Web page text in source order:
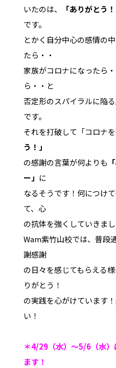
いたのは、
「ありがとう！
です。
とかく自分中心の感情の
たら・・
家族がコロナになったら
ら・・と
否定形のスパイラルに陥
です。
それを打破して「コロナ
う！」
の感謝の言葉が何よりも
ー」 に
なるそうです！何につけ
て、心
の抗体を強くしていきまし
Wam紫竹山校では、普段
謝感謝
の日々を感じてもらえる
りがとう！
の実践を心がけています
い！
＊4/29（水）～5/6（水）
ます！